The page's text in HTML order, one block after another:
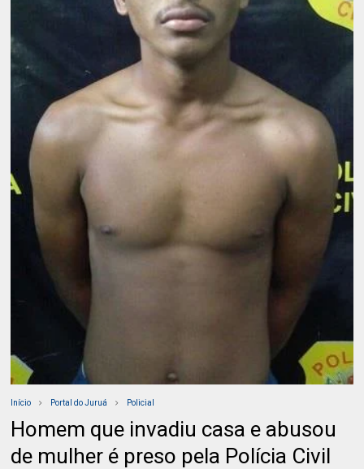
Início Portal do Juruá Policial
Homem que invadiu casa e abusou
de mulher é preso pela Polícia Civil